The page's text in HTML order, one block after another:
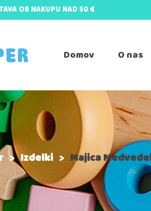
OB NAKUPU NAD 50 €
Domov O nas
>Izdelki > Majica